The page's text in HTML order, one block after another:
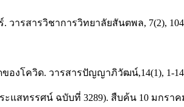
ารสารวิชาการวิทยาลัยสันตพล, 7(2),
งโควิด. วารสารปัญญาภิวัฒน์,14(1), 1-
แสทรรศน์ ฉบับที่ 3289). สืบค้น 10 มกราค